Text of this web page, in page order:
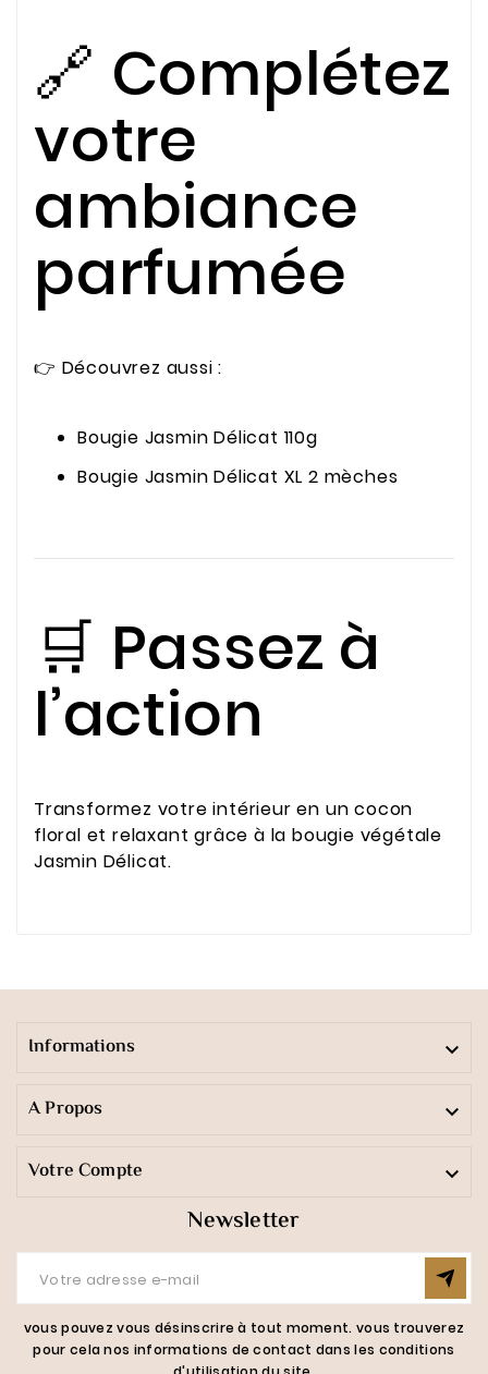
🔗 Complétez
votre
ambiance
parfumée
👉 Découvrez aussi :
Bougie Jasmin Délicat 110g
Bougie Jasmin Délicat XL 2 mèches
🛒 Passez à
l’action
Transformez votre intérieur en un cocon
floral et relaxant grâce à la bougie végétale
Jasmin Délicat.
Informations 
A Propos 
Votre Compte 
Newsletter
vous pouvez vous désinscrire à tout moment. vous trouverez
pour cela nos informations de contact dans les conditions